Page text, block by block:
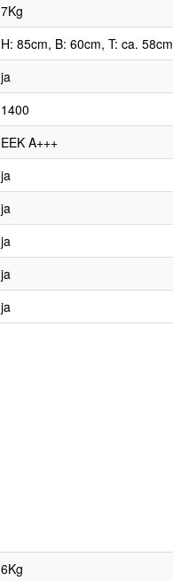
7Kg
H: 85cm, B: 60cm, T: ca. 58cm
ja
1400
EEK A+++
ja
ja
ja
ja
ja
6Kg